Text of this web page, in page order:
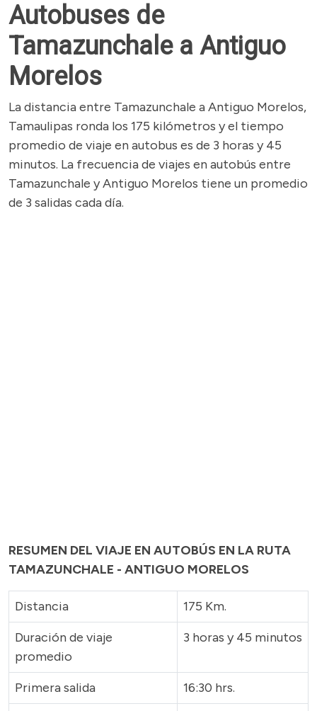
Autobuses de
Tamazunchale a Antiguo
Morelos
La distancia entre Tamazunchale a Antiguo Morelos,
Tamaulipas ronda los 175 kilómetros y el tiempo
promedio de viaje en autobus es de 3 horas y 45
minutos. La frecuencia de viajes en autobús entre
Tamazunchale y Antiguo Morelos tiene un promedio
de 3 salidas cada día.
RESUMEN DEL VIAJE EN AUTOBÚS EN LA RUTA
TAMAZUNCHALE - ANTIGUO MORELOS
Distancia
175 Km.
Duración de viaje
promedio
3 horas y 45 minutos
Primera salida 16:30 hrs.